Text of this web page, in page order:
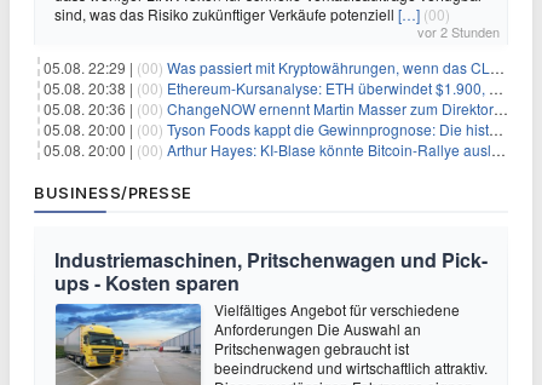
sind, was das Risiko zukünftiger Verkäufe potenziell […] (00)
vor 2 Stunden
05.08. 22:29 | (00) Was passiert mit Kryptowährungen, wenn das CLARITY-Gesetz diese Woche scheitert? Hougan erklärt
05.08. 20:38 | (00) Ethereum-Kursanalyse: ETH überwindet $1.900, aber größere Herausforderungen stehen bevor
05.08. 20:36 | (00) ChangeNOW ernennt Martin Masser zum Direktor für strategische Partnerschaften
05.08. 20:00 | (00) Tyson Foods kappt die Gewinnprognose: Die historische Rinderkrise will einfach nicht enden
05.08. 20:00 | (00) Arthur Hayes: KI-Blase könnte Bitcoin-Rallye auslösen
BUSINESS/PRESSE
Industriemaschinen, Pritschenwagen und Pick-
ups - Kosten sparen
Vielfältiges Angebot für verschiedene
Anforderungen Die Auswahl an
Pritschenwagen gebraucht ist
beeindruckend und wirtschaftlich attraktiv.